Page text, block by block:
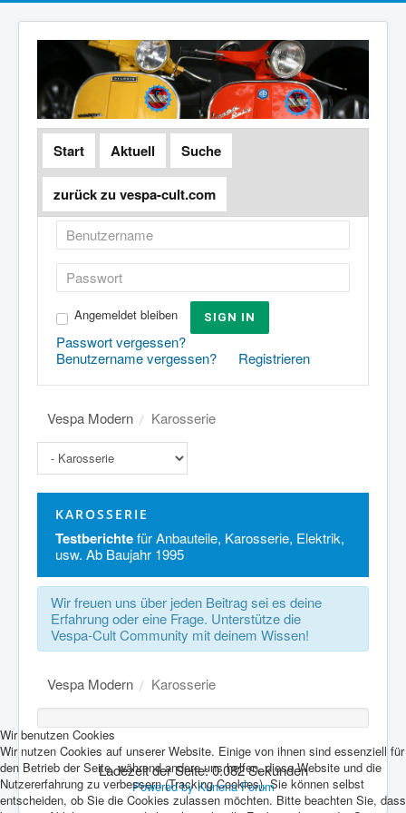
Start Aktuell Suche
zurück zu vespa-cult.com
Angemeldet bleiben SIGN IN
Passwort vergessen?
Benutzername vergessen?
Registrieren
Vespa Modern Karosserie
KAROSSERIE
Testberichtefür Anbauteile, Karosserie, Elektrik,
usw. Ab Baujahr 1995
Wir freuen uns über jeden Beitrag sei es deine
Erfahrung oder eine Frage. Unterstütze die
Vespa-Cult Community mit deinem Wissen!
Vespa Modern Karosserie
Ladezeit der Seite: 0.082 Sekunden
Powered by Kunena Forum
Wir benutzen Cookies
Wir nutzen Cookies auf unserer Website. Einige von ihnen sind essenziell für
den Betrieb der Seite, während andere uns helfen, diese Website und die
Nutzererfahrung zu verbessern (Tracking Cookies). Sie können selbst
entscheiden, ob Sie die Cookies zulassen möchten. Bitte beachten Sie, dass